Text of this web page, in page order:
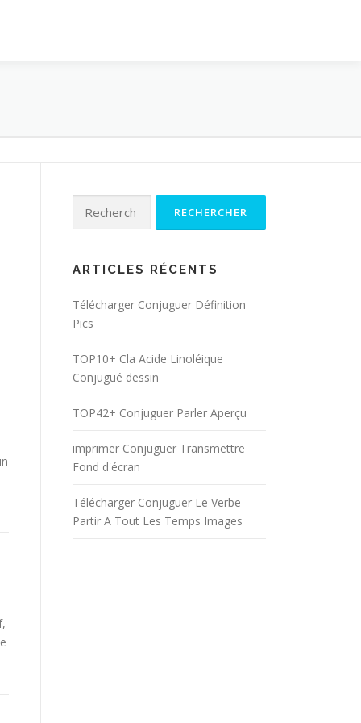
Rechercher :
ARTICLES RÉCENTS
Télécharger Conjuguer Définition
Pics
TOP10+ Cla Acide Linoléique
Conjugué dessin
TOP42+ Conjuguer Parler Aperçu
imprimer Conjuguer Transmettre
Fond d'écran
Télécharger Conjuguer Le Verbe
Partir A Tout Les Temps Images